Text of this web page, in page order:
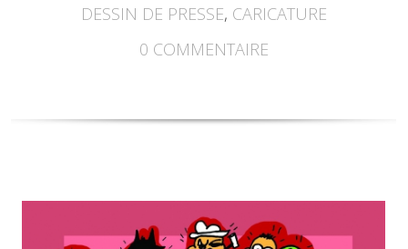
DESSIN DE PRESSE, CARICATURE
0 COMMENTAIRE